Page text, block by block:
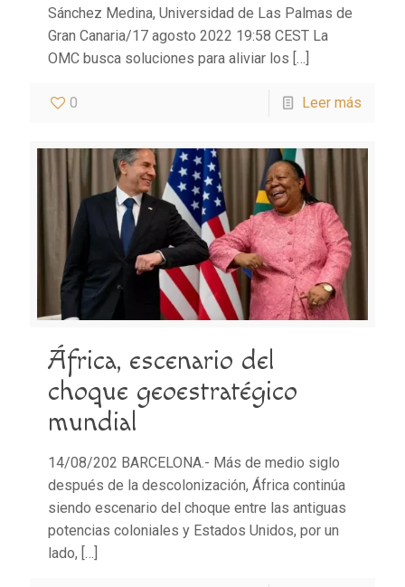
Sánchez Medina, Universidad de Las Palmas de
Gran Canaria/17 agosto 2022 19:58 CEST La
OMC busca soluciones para aliviar los […]
0 Leer más
África, escenario del
choque geoestratégico
mundial
14/08/202 BARCELONA.- Más de medio siglo
después de la descolonización, África continúa
siendo escenario del choque entre las antiguas
potencias coloniales y Estados Unidos, por un
lado, […]